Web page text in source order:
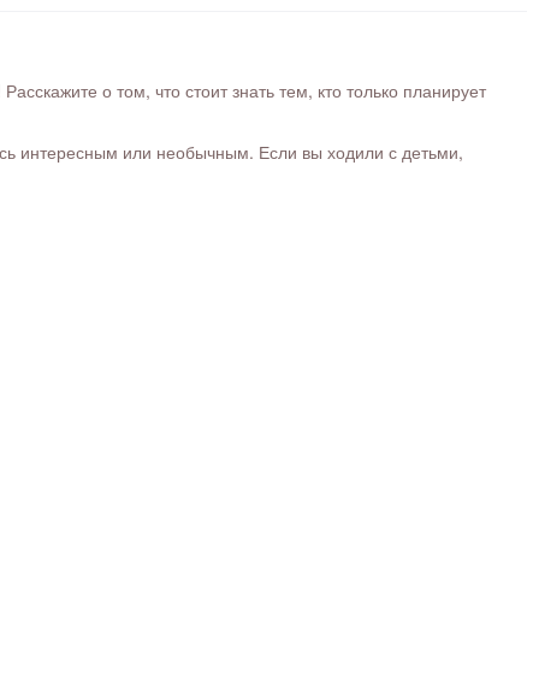
о том, что стоит знать тем, кто только планирует
интересным или необычным. Если вы ходили с детьми,